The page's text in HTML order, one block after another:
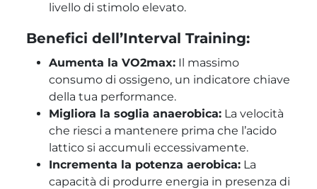
livello di stimolo elevato.
Benefici dell’Interval Training:
Aumenta la VO2max: Il massimo
consumo di ossigeno, un indicatore chiave
della tua performance.
Migliora la soglia anaerobica: La velocità
che riesci a mantenere prima che l’acido
lattico si accumuli eccessivamente.
Incrementa la potenza aerobica: La
capacità di produrre energia in presenza di